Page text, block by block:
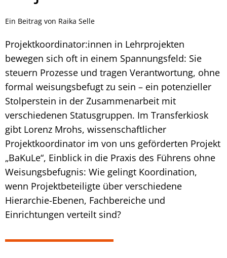
Ein Beitrag von Raika Selle
Projektkoordinator:innen in Lehrprojekten
bewegen sich oft in einem Spannungsfeld: Sie
steuern Prozesse und tragen Verantwortung, ohne
formal weisungsbefugt zu sein – ein potenzieller
Stolperstein in der Zusammenarbeit mit
verschiedenen Statusgruppen. Im Transferkiosk
gibt Lorenz Mrohs, wissenschaftlicher
Projektkoordinator im von uns geförderten Projekt
„BaKuLe“, Einblick in die Praxis des Führens ohne
Weisungsbefugnis: Wie gelingt Koordination,
wenn Projektbeteiligte über verschiedene
Hierarchie-Ebenen, Fachbereiche und
Einrichtungen verteilt sind?